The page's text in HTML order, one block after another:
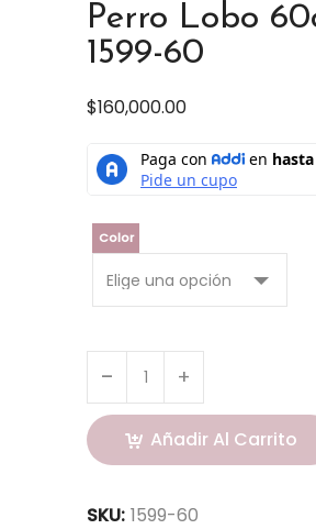
Perro Lobo
1599-60
$160,000.00
Color
Añadir Al Carrito
SKU: 1599-60